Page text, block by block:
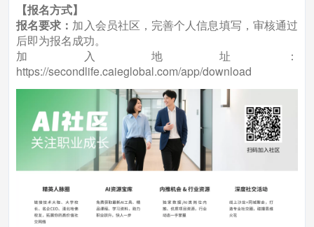
【报名方式】
报名要求： 加入会员社区，完善个人信息填写，审核通过
后即为报名成功。
加入地址：
https://secondlife.caieglobal.com/app/download